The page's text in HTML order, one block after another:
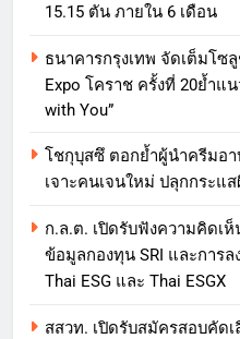
15.15 ตัน ภายใน 6 เดือน
ธนาคารกรุงเทพ จัดเต็มโซ
Expo โคราช ครั้งที่ 20ย้ำแ
with You”
โชกุบุสซึ ตอกย้ำผู้นำครีมอ
เจาะคนเจนใหม่ ปลุกกระแ
ก.ล.ต. เปิดรับฟังความคิดเห็
ข้อมูลกองทุน SRI และการ
Thai ESG และ Thai ESGX
สสวท. เปิดรับสมัครสอบคัดเ